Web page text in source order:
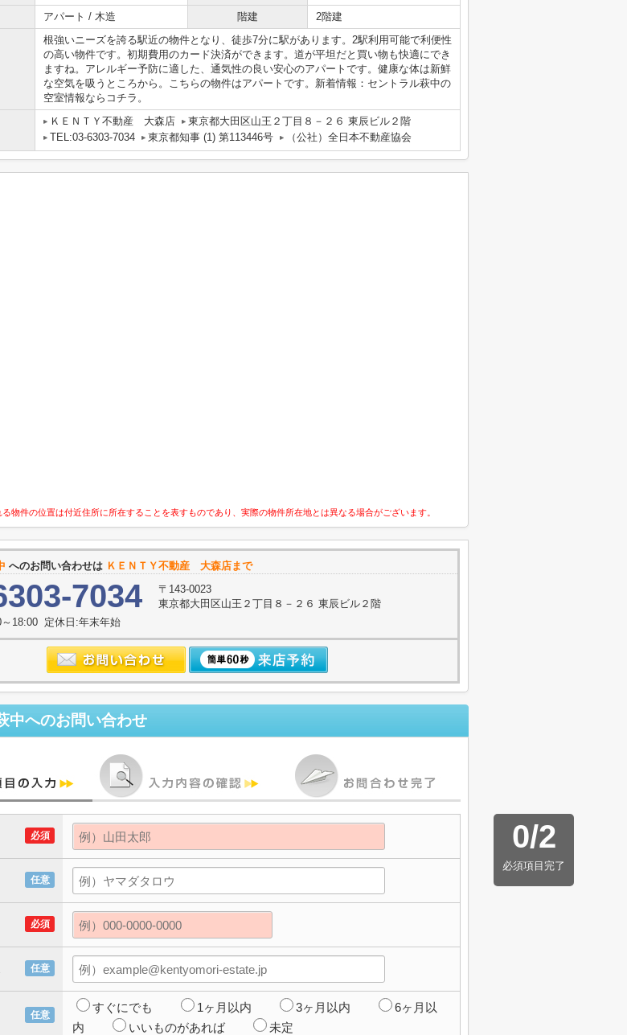
アパート / 木造 階建 2階建
根強いニーズを誇る駅近の物件となり、徒歩7分に駅があります。2駅利用可能で利便性
の高い物件です。初期費用のカード決済ができます。道が平坦だと買い物も快適にでき
ますね。アレルギー予防に適した、通気性の良い安心のアパートです。健康な体は新鮮
な空気を吸うところから。こちらの物件はアパートです。新着情報：セントラル萩中の
空室情報ならコチラ。
ＫＥＮＴＹ不動産 大森店
東京都大田区山王２丁目８－２６ 東辰ビル２階
TEL:03-6303-7034
東京都知事 (1) 第113446号 （公社）全日本不動産協会
物件の位置は付近住所に所在することを表すものであり、実際の物件所在地とは異なる場合がございます。
へのお問い合わせは ＫＥＮＴＹ不動産 大森店まで
7034
〒143-0023
東京都大田区山王２丁目８－２６ 東辰ビル２階
～18:00 定休日:年末年始
中へのお問い合わせ
0/2
必須項目完了
必須
任意
必須
任意
任意
すぐにでも 1ヶ月以内 3ヶ月以内
6ヶ月以
内
いいものがあれば 未定